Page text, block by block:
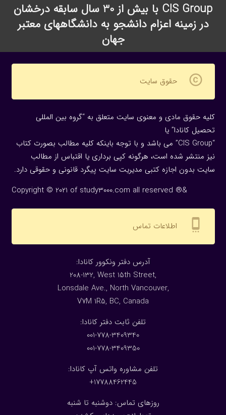
CIS Group با بیش از 30 سال سابقه درخشان
در زمینه اعزام دانشجو به دانشگاههای معتبر
جهان
copyright حقوق سایت
کلیه حقوق مادی و معنوی سایت متعلق به “گروه بین المللی
تحصیل کانادا” یا
“CIS Group” می باشد و با توجه باینکه کلیه مطالب بصورت کتاب
نیز منتشر شده است، هرگونه كپی برداری یا اقتباس از مطالب
سایت بدون اجازه كتبی مدیریت سایت پیگرد قانونی و حقوقی دارد.
Copyright © 2021 of study3000.com all reserved ®&
settings_cell اطلاعات تماس
:آدرس دفتر ونکوور کانادا
208-132, West 15th Street,
Lonsdale Ave., North Vancouver,
V7M 1R5, BC, Canada
:تلفن ثابت دفتر کانادا
001-778-3409340
001-778-3409350
تلفن مشاوره واتس آپ کانادا:
17788462445+
روزهای تماس: دوشنبه تا شنبه